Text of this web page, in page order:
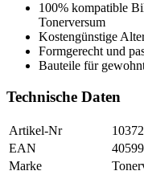
100% kompatible
Tonerversum
Kostengünstige
Formgerecht und
Bauteile für
Technische Daten
Artikel-Nr
EAN
Marke